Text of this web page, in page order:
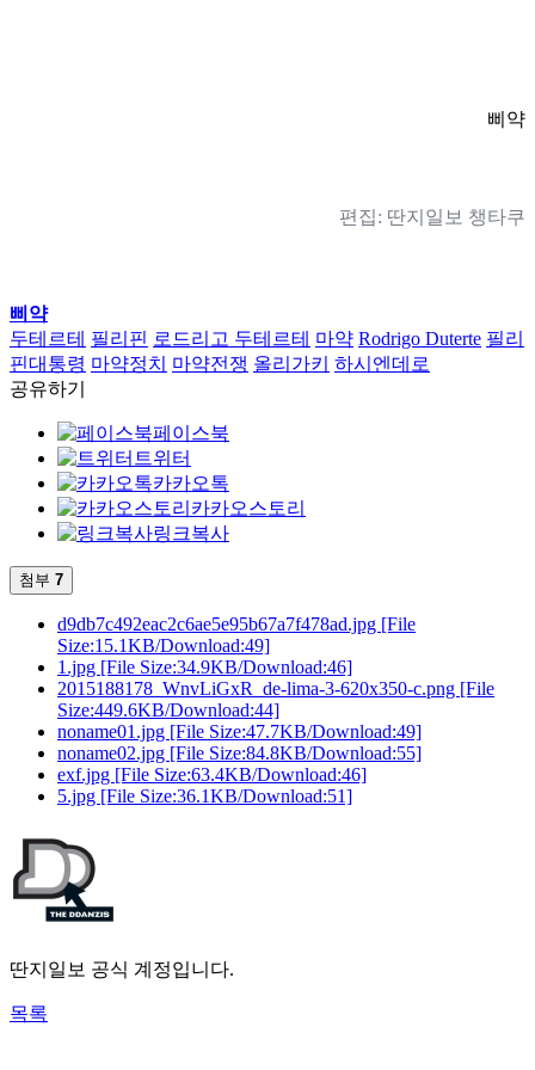
삐약
편집: 딴지일보 챙타쿠
삐약
두테르테 필리핀 로드리고 두테르테 마약 Rodrigo Duterte 필리
핀대통령 마약정치 마약전쟁 올리가키
하시엔데로
공유하기
페이스북
트위터
카카오톡
카카오스토리
링크복사
첨부 7
d9db7c492eac2c6ae5e95b67a7f478ad.jpg [File
Size:15.1KB/Download:49]
1.jpg [File Size:34.9KB/Download:46]
2015188178_WnvLiGxR_de-lima-3-620x350-c.png [File
Size:449.6KB/Download:44]
noname01.jpg [File Size:47.7KB/Download:49]
noname02.jpg [File Size:84.8KB/Download:55]
exf.jpg [File Size:63.4KB/Download:46]
5.jpg [File Size:36.1KB/Download:51]
딴지일보 공식 계정입니다.
목록